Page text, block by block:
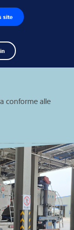
site
conforme alle